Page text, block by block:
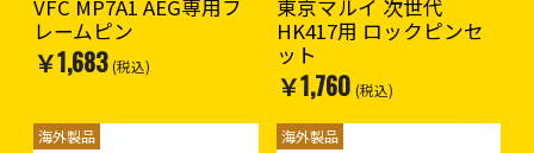
VFC MP7A1 AEG専用フ
レームピン
￥1,683 (税込)
東京マルイ 次世代
HK417用 ロックピンセ
ット
￥1,760 (税込)
海外製品 海外製品